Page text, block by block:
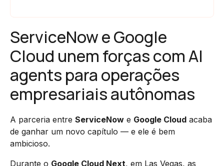
ServiceNow e Google
Cloud unem forças com AI
agents para operações
empresariais autônomas
A parceria entre ServiceNow e Google Cloud acaba
de ganhar um novo capítulo — e ele é bem
ambicioso.
Durante o Google Cloud Next, em Las Vegas, as